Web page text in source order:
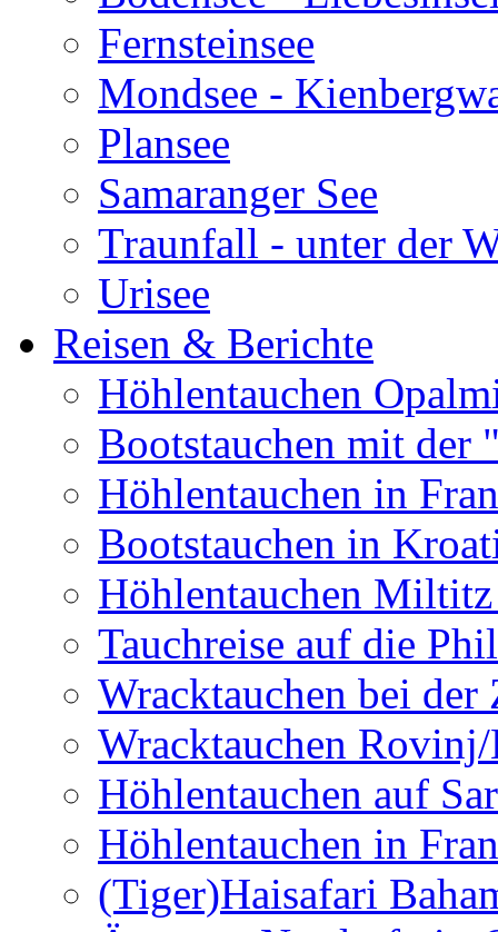
Fernsteinsee
Mondsee -
Plansee
Samaranger See
Traunfall - unter der
Urisee
Reisen & Berichte
Höhlentauchen
Bootstauchen mit
Höhlentauchen in
Bootstauchen in
Höhlentauchen
Tauchreise auf die
Wracktauchen bei der
Wracktauchen
Höhlentauchen auf
Höhlentauchen in
(Tiger)Haisafari